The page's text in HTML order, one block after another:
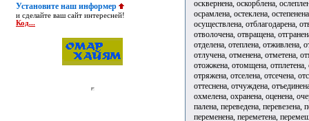
Установите наш информер
и сделайте ваш сайт интересней!
Код...
осквернена, оскорблена,
осрамлена, остеклена,
осуществлена, отблагодарена,
отволочена, отвращена,
отделена, отеплена, отживлена,
отлучена, отменена, отметена,
отожжена, отомщена, отплетена,
отряжена, отселена, отсечена,
оттеснена, отчуждена,
охмелена, охранена, оценена,
палена, переведена, перевезена,
переменена, переметена,